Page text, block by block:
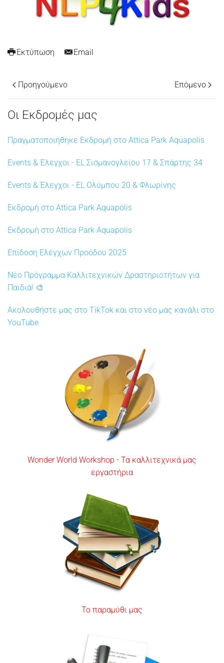
Εκτύπωση Email
Προηγούμενο Επόμενο
Οι Εκδρομές μας
Πραγματοποιήθηκε Εκδρομή στο Attica Park Aquapolis
Events & Έλεγχοι - EL Σισμανογλείου 17 & Σπάρτης 34
Events & Έλεγχοι - EL Ολύμπου 20 & Φλωρίνης
Εκδρομή στο Attica Park Aquapolis
Εκδρομή στο Attica Park Aquapolis
Επίδοση Ελέγχων Προόδου 2025
Νέο Πρόγραμμα Καλλιτεχνικών Δραστηριοτήτων για
Παιδιά! 🎨
Ακολουθήστε μας στο TikTok και στο νέο μας κανάλι στο
YouTube
Wonder World Workshop - Τα καλλιτεχνικά μας
εργαστήρια
Το παραμύθι μας